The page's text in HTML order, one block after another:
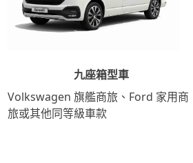
九座箱型車
Volkswagen 旗艦商旅、Ford 家用商
旅或其他同等級車款